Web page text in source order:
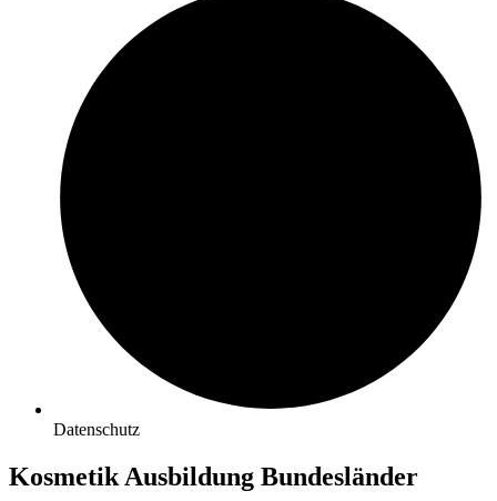
Datenschutz
Kosmetik Ausbildung Bundesländer